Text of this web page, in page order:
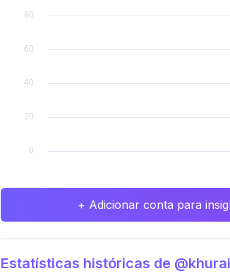
+ Adicionar conta para
Estatísticas históricas de